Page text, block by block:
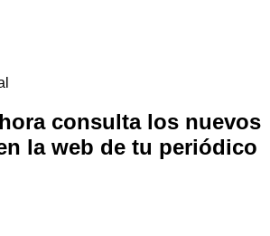
consulta los nuevos
la web de tu periódico